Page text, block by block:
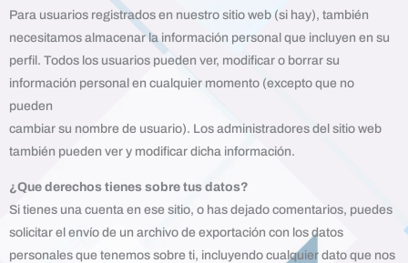
Para usuarios registrados en nuestro sitio web (si hay), también
necesitamos almacenar la información personal que incluyen en su
perfil. Todos los usuarios pueden ver, modificar o borrar su
información personal en cualquier momento (excepto que no
pueden
cambiar su nombre de usuario). Los administradores del sitio web
también pueden ver y modificar dicha información.
¿Que derechos tienes sobre tus datos?
Si tienes una cuenta en ese sitio, o has dejado comentarios, puedes
solicitar el envío de un archivo de exportación con los datos
personales que tenemos sobre ti, incluyendo cualquier dato que nos